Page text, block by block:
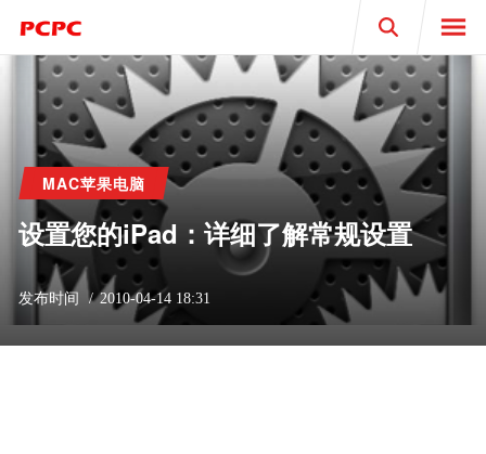
Search
MAC苹果电脑
设置您的iPad：详细了解常规设置
发布时间 2010-04-14 18:31